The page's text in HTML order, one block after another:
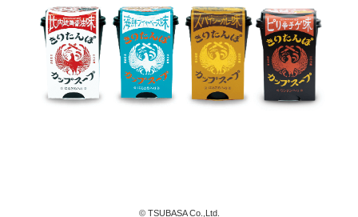
© TSUBASA Co.,Ltd.